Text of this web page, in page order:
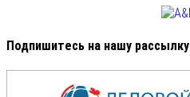
Подпишитесь на нашу рассылку